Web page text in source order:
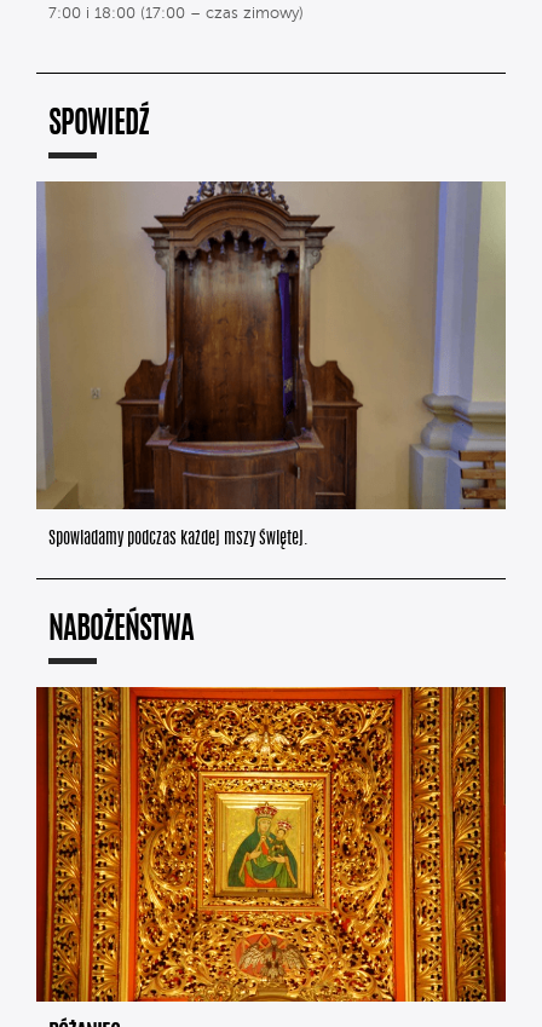
7:00 i 18:00 (17:00 – czas zimowy)
SPOWIEDŹ
Spowiadamy podczas każdej mszy świętej.
NABOŻEŃSTWA